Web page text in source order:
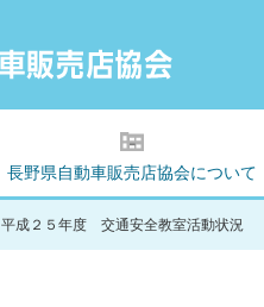
長野県自動車販売店協会について
平成２５年度 交通安全教室活動状況